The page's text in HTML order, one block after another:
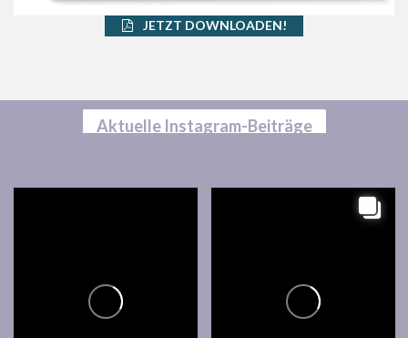
JETZT DOWNLOADEN!
Aktuelle Instagram-Beiträge